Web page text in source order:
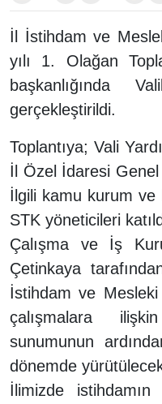
İl İstihdam ve
yılı 1. Olağan
başkanlığında
gerçekleştirildi.
Toplantıya; Vali
İl Özel İdaresi
İlgili kamu kurum
STK yöneticileri
Çalışma ve İş
Çetinkaya
İstihdam ve
çalışmalara
sunumunun
dönemde
İlimizde istihdamın